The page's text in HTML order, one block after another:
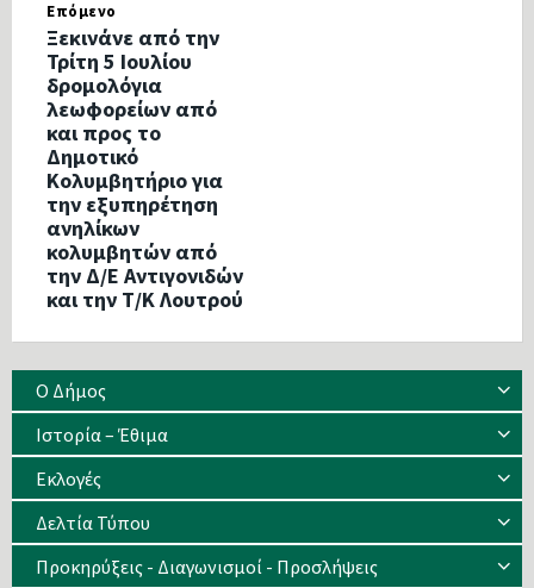
Επόμενο
Ξεκινάνε από την
Τρίτη 5 Ιουλίου
δρομολόγια
λεωφορείων από
και προς το
Δημοτικό
Κολυμβητήριο για
την εξυπηρέτηση
ανηλίκων
κολυμβητών από
την Δ/Ε Αντιγονιδών
και την Τ/Κ Λουτρού
Ο Δήμος
Ιστορία – Έθιμα
Eκλογές
Δελτία Τύπου
Προκηρύξεις - Διαγωνισμοί - Προσλήψεις